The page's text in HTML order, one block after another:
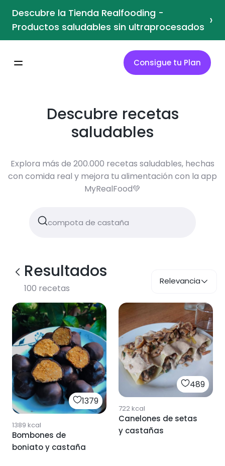
Descubre la Tienda Realfooding -
Productos saludables sin ultraprocesados ›
Consigue tu Plan
Descubre recetas
saludables
Explora más de 200.000 recetas saludables, hechas
con comida real y mejora tu alimentación con la app
MyRealFood💚
Resultados
100 recetas
Relevancia
1379
1389 kcal
Bombones de
boniato y castaña
489
722kcal
Canelones de setas
y castañas